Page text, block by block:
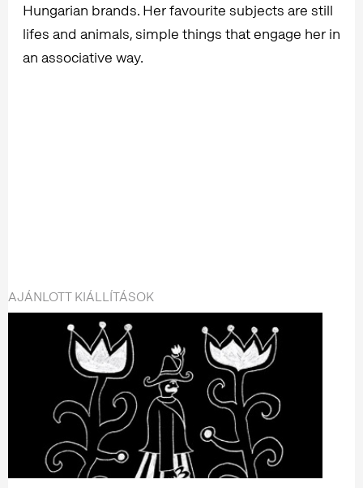
Hungarian brands. Her favourite subjects are still
lifes and animals, simple things that engage her in
an associative way.
AJÁNLOTT KIÁLLÍTÁSOK